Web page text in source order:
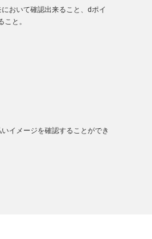
おいて確認出来ること、dポイ
と。
イメージを確認することができ